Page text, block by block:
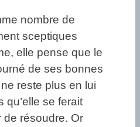
nombre de
sceptiques
elle pense que le
de ses bonnes
reste plus en lui
qu’elle se ferait
de résoudre. Or